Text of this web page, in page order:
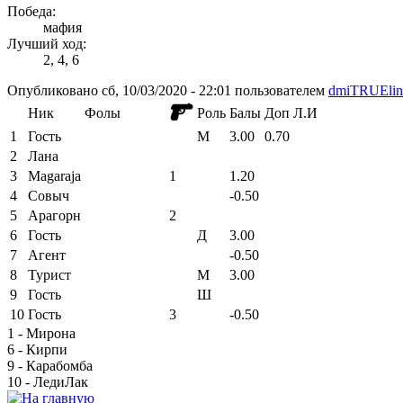
Победа:
мафия
Лучший ход:
2, 4, 6
Опубликовано сб, 10/03/2020 - 22:01 пользователем dmiTRUElin
Ник
Фолы Роль Балы Доп Л.И
1
Гость М 3.00
0.70
2
Лана
3
Magaraja 1
1.20
4
Совыч
-0.50
5
Арагорн
2
6
Гость Д
3.00
7
Агент
-0.50
8
Турист М
3.00
9
Гость
Ш
10 Гость 3
-0.50
1 - Мирона
6 - Кирпи
9 - Карабомба
10 - ЛедиЛак